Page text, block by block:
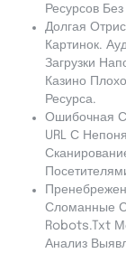
Ресурсов
Долгая
Картинок.
Загрузки
Казино
Ресурса.
Ошибочная
URL С
Сломанные
Robots.txt
Анализ